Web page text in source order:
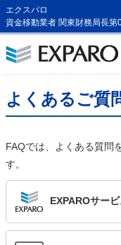
エクスパロ
資金移動業者 関東財務局長第
よくあるご質
FAQでは、よくある質問
す。
EXPAROサー